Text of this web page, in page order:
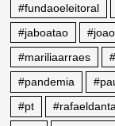
#fundaoeleitoral
#jaboatao
#mariliaarraes
#pandemia
#pt